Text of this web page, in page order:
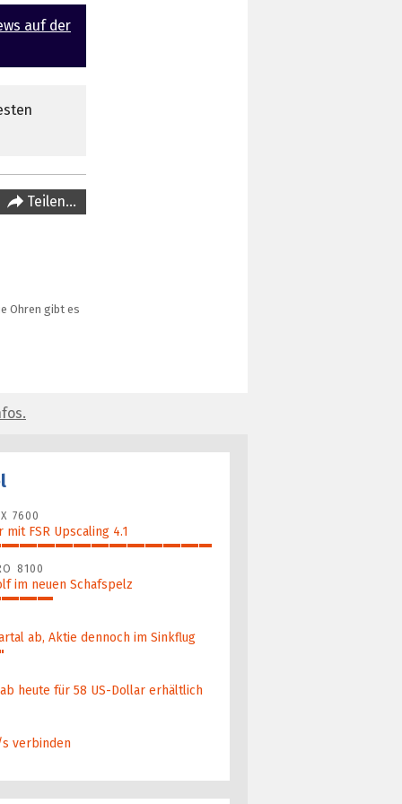
auf der
Teilen…
Ohren gibt es
7600
FSR Upscaling 4.1
8100
im neuen Schafspelz
ab, Aktie dennoch im Sinkflug
heute für 58 US-Dollar er­hält­lich
s verbinden